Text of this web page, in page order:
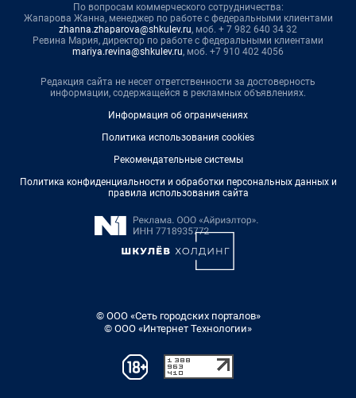
По вопросам коммерческого сотрудничества:
Жапарова Жанна, менеджер по работе с федеральными клиентами
zhanna.zhaparova@shkulev.ru, моб. + 7 982 640 34 32
Ревина Мария, директор по работе с федеральными клиентами
mariya.revina@shkulev.ru, моб. +7 910 402 4056
Редакция сайта не несет ответственности за достоверность
информации, содержащейся в рекламных объявлениях.
Информация об ограничениях
Политика использования cookies
Рекомендательные системы
Политика конфиденциальности и обработки персональных данных и
правила использования сайта
© ООО «Сеть городских порталов»
© ООО «Интернет Технологии»